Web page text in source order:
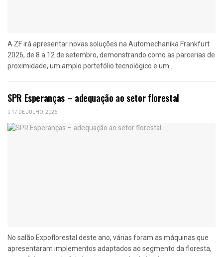
A ZF irá apresentar novas soluções na Automechanika Frankfurt
2026, de 8 a 12 de setembro, demonstrando como as parcerias de
proximidade, um amplo portefólio tecnológico e um...
SPR Esperanças – adequação ao setor florestal
17 DE JULHO, 2026
No salão Expoflorestal deste ano, várias foram as máquinas que
apresentaram implementos adaptados ao segmento da floresta,